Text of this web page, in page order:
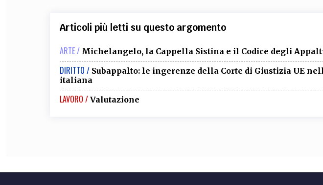
Articoli più letti su questo argomento
ARTE / Michelangelo, la Cappella Sistina e il Codice degli
DIRITTO / Subappalto: le ingerenze della Corte di Giustizia UE
italiana
LAVORO / Valutazione